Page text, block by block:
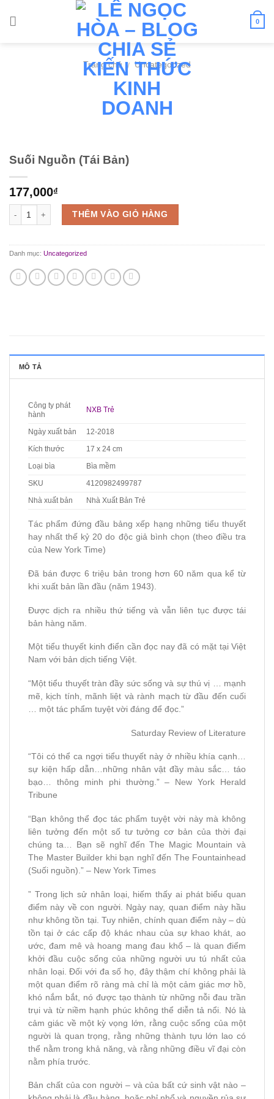
0
Trang chủ / Uncategorized
Suối Nguồn (Tái Bản)
177,000₫
THÊM VÀO GIỎ HÀNG
Danh mục: Uncategorized
MÔ TẢ
Công ty phát
hành
NXB Trẻ
Ngày xuất bản
12-2018
Kích thước
17 x 24 cm
Loại bìa
Bìa mềm
SKU
4120982499787
Nhà xuất bản
Nhà Xuất Bản Trẻ
Tác phẩm đứng đầu bảng xếp hạng những tiểu thuyết
hay nhất thế kỷ 20 do độc giả bình chọn (theo điều tra
của New York Time)
Đã bán được 6 triệu bản trong hơn 60 năm qua kể từ
khi xuất bản lần đầu (năm 1943).
Được dịch ra nhiều thứ tiếng và vẫn liên tục được tái
bản hàng năm.
Một tiểu thuyết kinh điển cần đọc nay đã có mặt tại Việt
Nam với bản dịch tiếng Việt.
“Một tiểu thuyết tràn đầy sức sống và sự thú vị … mạnh
mẽ, kịch tính, mãnh liệt và rành mạch từ đầu đến cuối
… một tác phẩm tuyệt vời đáng để đọc.”
Saturday Review of Literature
“Tôi có thể ca ngợi tiểu thuyết này ở nhiều khía cạnh…
sự kiện hấp dẫn…những nhân vật đầy màu sắc… táo
bạo… thông minh phi thường.” – New York Herald
Tribune
“Bạn không thể đọc tác phẩm tuyệt vời này mà không
liên tưởng đến một số tư tưởng cơ bản của thời đại
chúng ta… Bạn sẽ nghĩ đến The Magic Mountain và
The Master Builder khi bạn nghĩ đến The Fountainhead
(Suối nguồn).” – New York Times
” Trong lịch sử nhân loại, hiếm thấy ai phát biểu quan
điểm này về con người. Ngày nay, quan điểm này hầu
như không tồn tại. Tuy nhiên, chính quan điểm này – dù
tồn tại ở các cấp độ khác nhau của sự khao khát, ao
ước, đam mê và hoang mang đau khổ – là quan điểm
khởi đầu cuộc sống của những người ưu tú nhất của
nhân loại. Đối với đa số họ, đây thậm chí không phải là
một quan điểm rõ ràng mà chỉ là một cảm giác mơ hồ,
khó nắm bắt, nó được tạo thành từ những nỗi đau trần
trụi và từ niềm hạnh phúc không thể diễn tả nổi. Nó là
cảm giác về một kỳ vọng lớn, rằng cuộc sống của một
người là quan trọng, rằng những thành tựu lớn lao có
thể nằm trong khả năng, và rằng những điều vĩ đại còn
nằm phía trước.
Bản chất của con người – và của bất cứ sinh vật nào –